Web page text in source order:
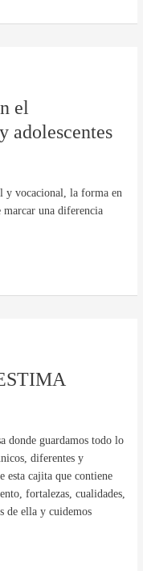
el
adolescentes
y vocacional, la forma en
marcar una diferencia
donde guardamos todo lo
diferentes y
esta cajita que contiene
fortalezas, cualidades,
de ella y cuidemos